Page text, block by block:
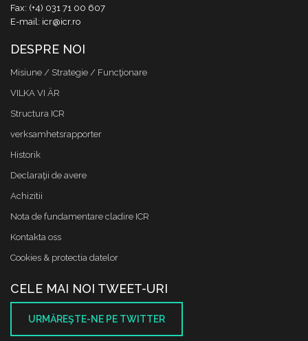
Fax: (+4) 031 71 00 607
E-mail: icr@icr.ro
DESPRE NOI
Misiune / Strategie / Funcţionare
VILKA VI ÄR
Structura ICR
verksamhetsrapporter
Historik
Declaraţii de avere
Achizitii
Nota de fundamentare cladire ICR
Kontakta oss
Cookies & protectia datelor
CELE MAI NOI TWEET-URI
URMĂREŞTE-NE PE TWITTER